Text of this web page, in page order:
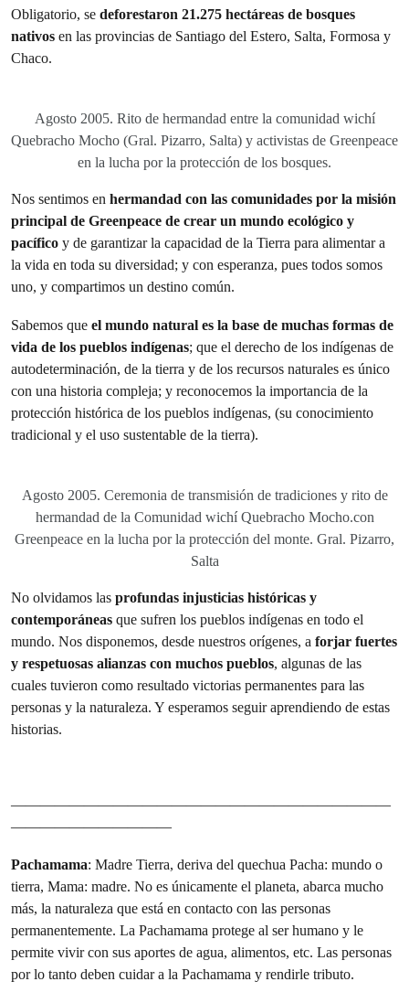
Obligatorio, se deforestaron 21.275 hectáreas de bosques
nativos en las provincias de Santiago del Estero, Salta, Formosa y
Chaco.
Agosto 2005. Rito de hermandad entre la comunidad wichí
Quebracho Mocho (Gral. Pizarro, Salta) y activistas de Greenpeace
en la lucha por la protección de los bosques.
Nos sentimos en hermandad con las comunidades por la misión
principal de Greenpeace de crear un mundo ecológico y
pacífico y de garantizar la capacidad de la Tierra para alimentar a
la vida en toda su diversidad; y con esperanza, pues todos somos
uno, y compartimos un destino común.
Sabemos que el mundo natural es la base de muchas formas de
vida de los pueblos indígenas; que el derecho de los indígenas de
autodeterminación, de la tierra y de los recursos naturales es único
con una historia compleja; y reconocemos la importancia de la
protección histórica de los pueblos indígenas, (su conocimiento
tradicional y el uso sustentable de la tierra).
Agosto 2005. Ceremonia de transmisión de tradiciones y rito de
hermandad de la Comunidad wichí Quebracho Mocho.con
Greenpeace en la lucha por la protección del monte. Gral. Pizarro,
Salta
No olvidamos las profundas injusticias históricas y
contemporáneas que sufren los pueblos indígenas en todo el
mundo. Nos disponemos, desde nuestros orígenes, a forjar fuertes
y respetuosas alianzas con muchos pueblos, algunas de las
cuales tuvieron como resultado victorias permanentes para las
personas y la naturaleza. Y esperamos seguir aprendiendo de estas
historias.
——————————————————————————
———————————
Pachamama: Madre Tierra, deriva del quechua Pacha: mundo o
tierra, Mama: madre. No es únicamente el planeta, abarca mucho
más, la naturaleza que está en contacto con las personas
permanentemente. La Pachamama protege al ser humano y le
permite vivir con sus aportes de agua, alimentos, etc. Las personas
por lo tanto deben cuidar a la Pachamama y rendirle tributo.